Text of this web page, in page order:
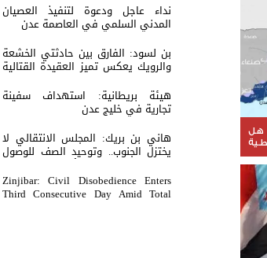
هل
نداء عاجل ودعوة لتنفيذ العصيان
المدني السلمي في العاصمة عدن
بن لسود: الفارق بين حادثتي الخشعة
والرويك يعكس تميز العقيدة القتالية
هيئة بريطانية: استهداف سفينة
تجارية في خليج عدن
هاني بن بريك: المجلس الانتقالي لا
يختزل الجنوب.. وتوحيد الصف للوصول
لاستعادة الدولة أولوية تفرضها
الحكمة
Zinjibar: Civil Disobedience Enters
Third Consecutive Day Amid Total